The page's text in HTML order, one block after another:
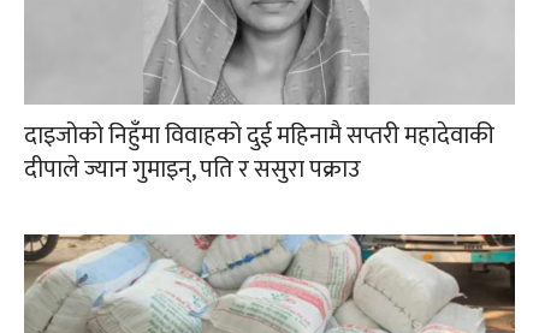
दाइजोको निहुँमा विवाहको दुई महिनामै सप्तरी महादेवाकी
दीपाले ज्यान गुमाइन्, पति र ससुरा पक्राउ